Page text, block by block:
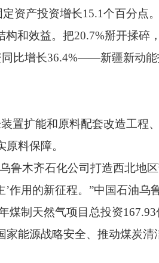
资产投资增长15.1个百分点。
和效益。把20.7%掰开揉
比增长36.4%——新疆新动
置扩能和原料配套改造工程
料保障。
鲁木齐石化公司打造西北地
作用的新征程。”中国石油乌
煤制天然气项目总投资
能源战略安全、推动煤炭